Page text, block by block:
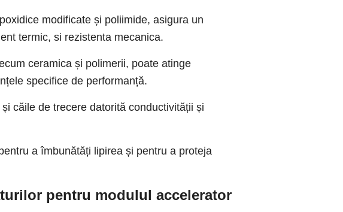
modificate și poliimide, asigura un
termic, si rezistenta mecanica.
ceramica și polimerii, poate atinge
specifice de performanță.
căile de trecere datorită conductivității și
a îmbunătăți lipirea și pentru a proteja
pentru modulul accelerator